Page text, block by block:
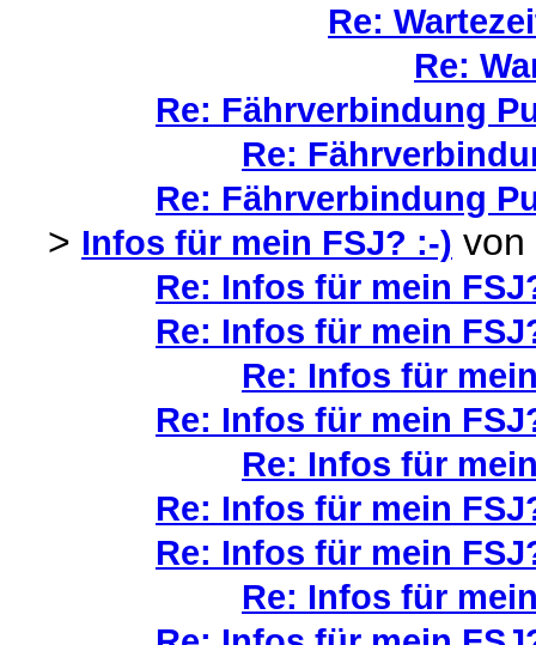
Re:
Re:
Re: Fährverbindung
Re:
Re: Fährverbindung
> Infos für mein FSJ? :-) von
Re: Infos für mein
Re: Infos für mein
Re: Infos für
Re: Infos für mein
Re: Infos für
Re: Infos für mein
Re: Infos für mein
Re: Infos für